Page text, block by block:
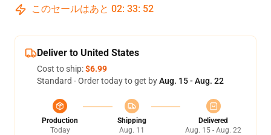
このセールはあと 02: 33: 52
Deliver to United States
Cost to ship:$6.99
Standard - Order today to get byAug. 15 - Aug. 22
Production
Today
Shipping
Aug. 11
Delivered
Aug. 15 - Aug. 22